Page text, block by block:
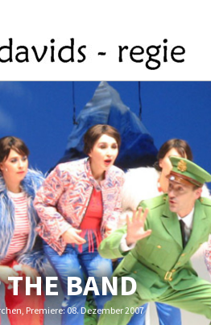
BAND
Premiere: 08. Dezember 2007